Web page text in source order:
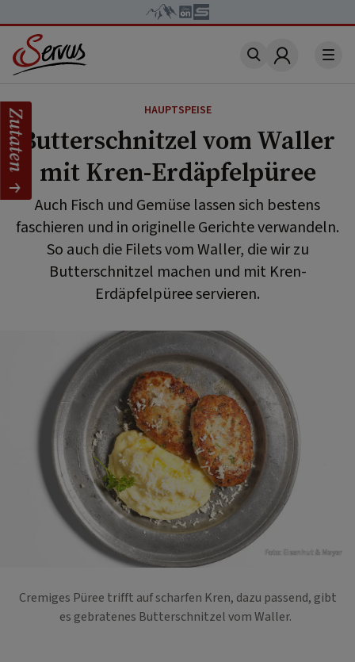
Account
HAUPTSPEISE
Butterschnitzel vom Waller
mit Kren-Erdäpfelpüree
Auch Fisch und Gemüse lassen sich bestens
faschieren und in originelle Gerichte verwandeln.
So auch die Filets vom Waller, die wir zu
Butterschnitzel machen und mit Kren-
Erdäpfelpüree servieren.
Foto: Eisenhut & Mayer
Cremiges Püree trifft auf scharfen Kren, dazu passend, gibt
es gebratenes Butterschnitzel vom Waller.
Zutaten